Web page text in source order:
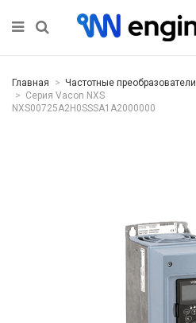
Главная Частотные преобразователи
Серия Vacon NXS
NXS00725A2H0SSSA1A2000000